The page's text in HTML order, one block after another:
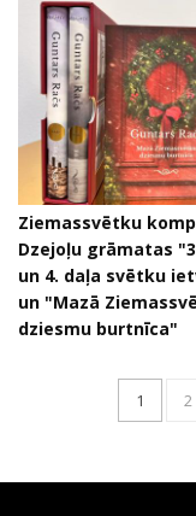
Ziemassvētku
Dzejoļu grāmatas
un 4. daļa svētku
un "Mazā
dziesmu burtnīca"
1 2